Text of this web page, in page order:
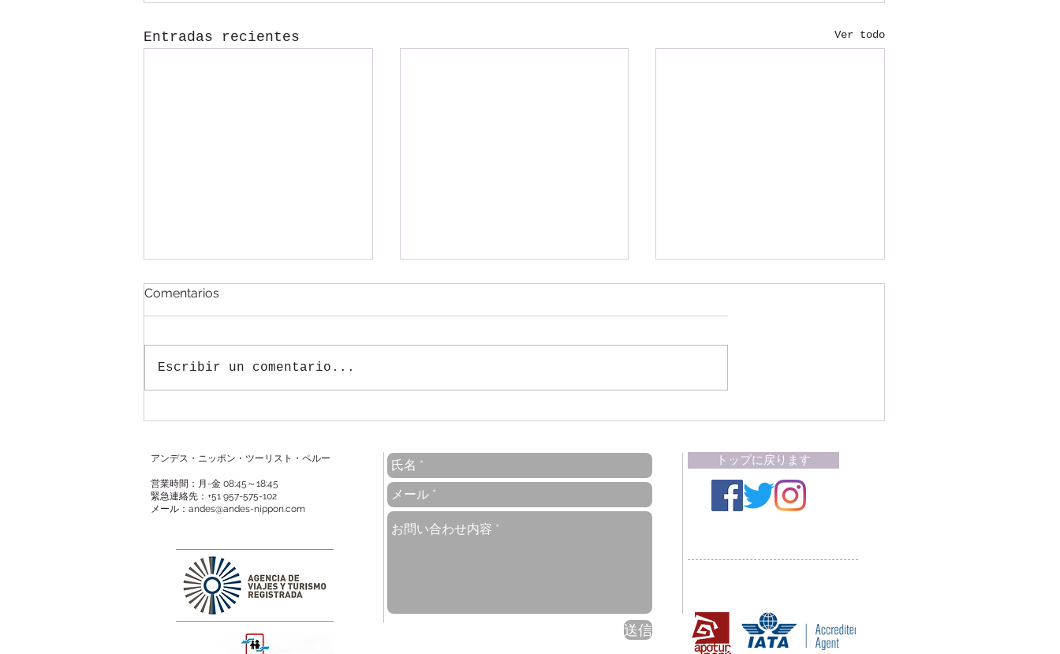
Entradas recientes Ver todo
マチュピチュへの列車・新感
ールドの着用が必要ではなくなり
ます。また、乗車前の問診票も必
は引き続き義務付けられていま
内のPCR陰性証明で乗車可能
車も乗車不可に
Comentarios
Escribir un comentario...
アンデス・ニッポン・ツーリスト・ペルー
営業時間：月-金 08:45～18:45
緊急連絡先：+51 957-575-102
メール： andes@andes-nippon.com
送信
トップに戻ります